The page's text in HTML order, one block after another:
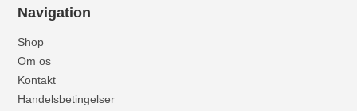
Navigation
Shop
Om os
Kontakt
Handelsbetingelser